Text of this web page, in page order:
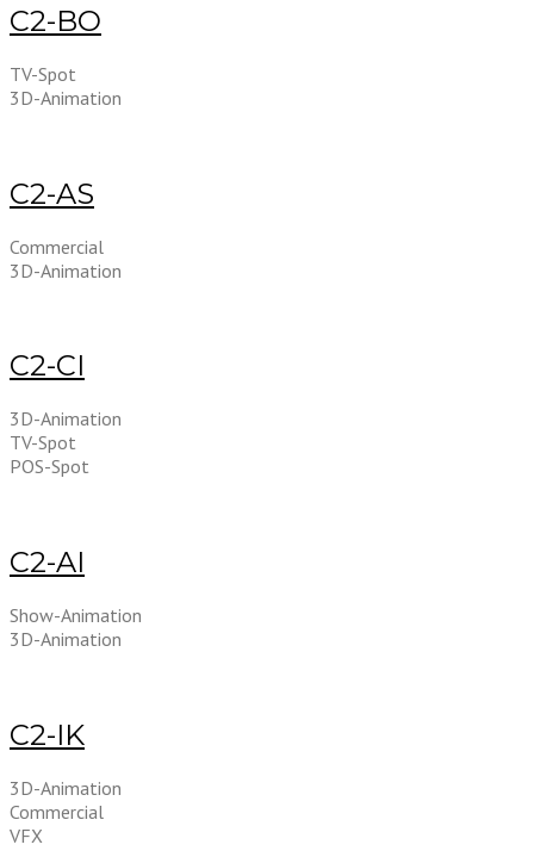
C2-BO
TV-Spot
3D-Animation
C2-AS
Commercial
3D-Animation
C2-CI
3D-Animation
TV-Spot
POS-Spot
C2-AI
Show-Animation
3D-Animation
C2-IK
3D-Animation
Commercial
VFX